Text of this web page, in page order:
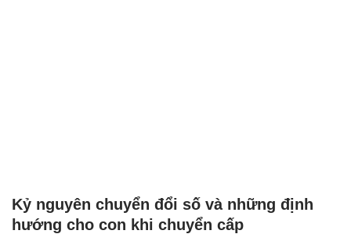
Kỷ nguyên chuyển đổi số và những định
hướng cho con khi chuyển cấp